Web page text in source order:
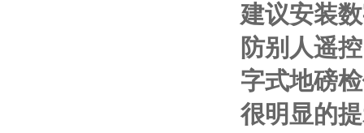
建议安装
防别人遥
字式地磅
很明显的